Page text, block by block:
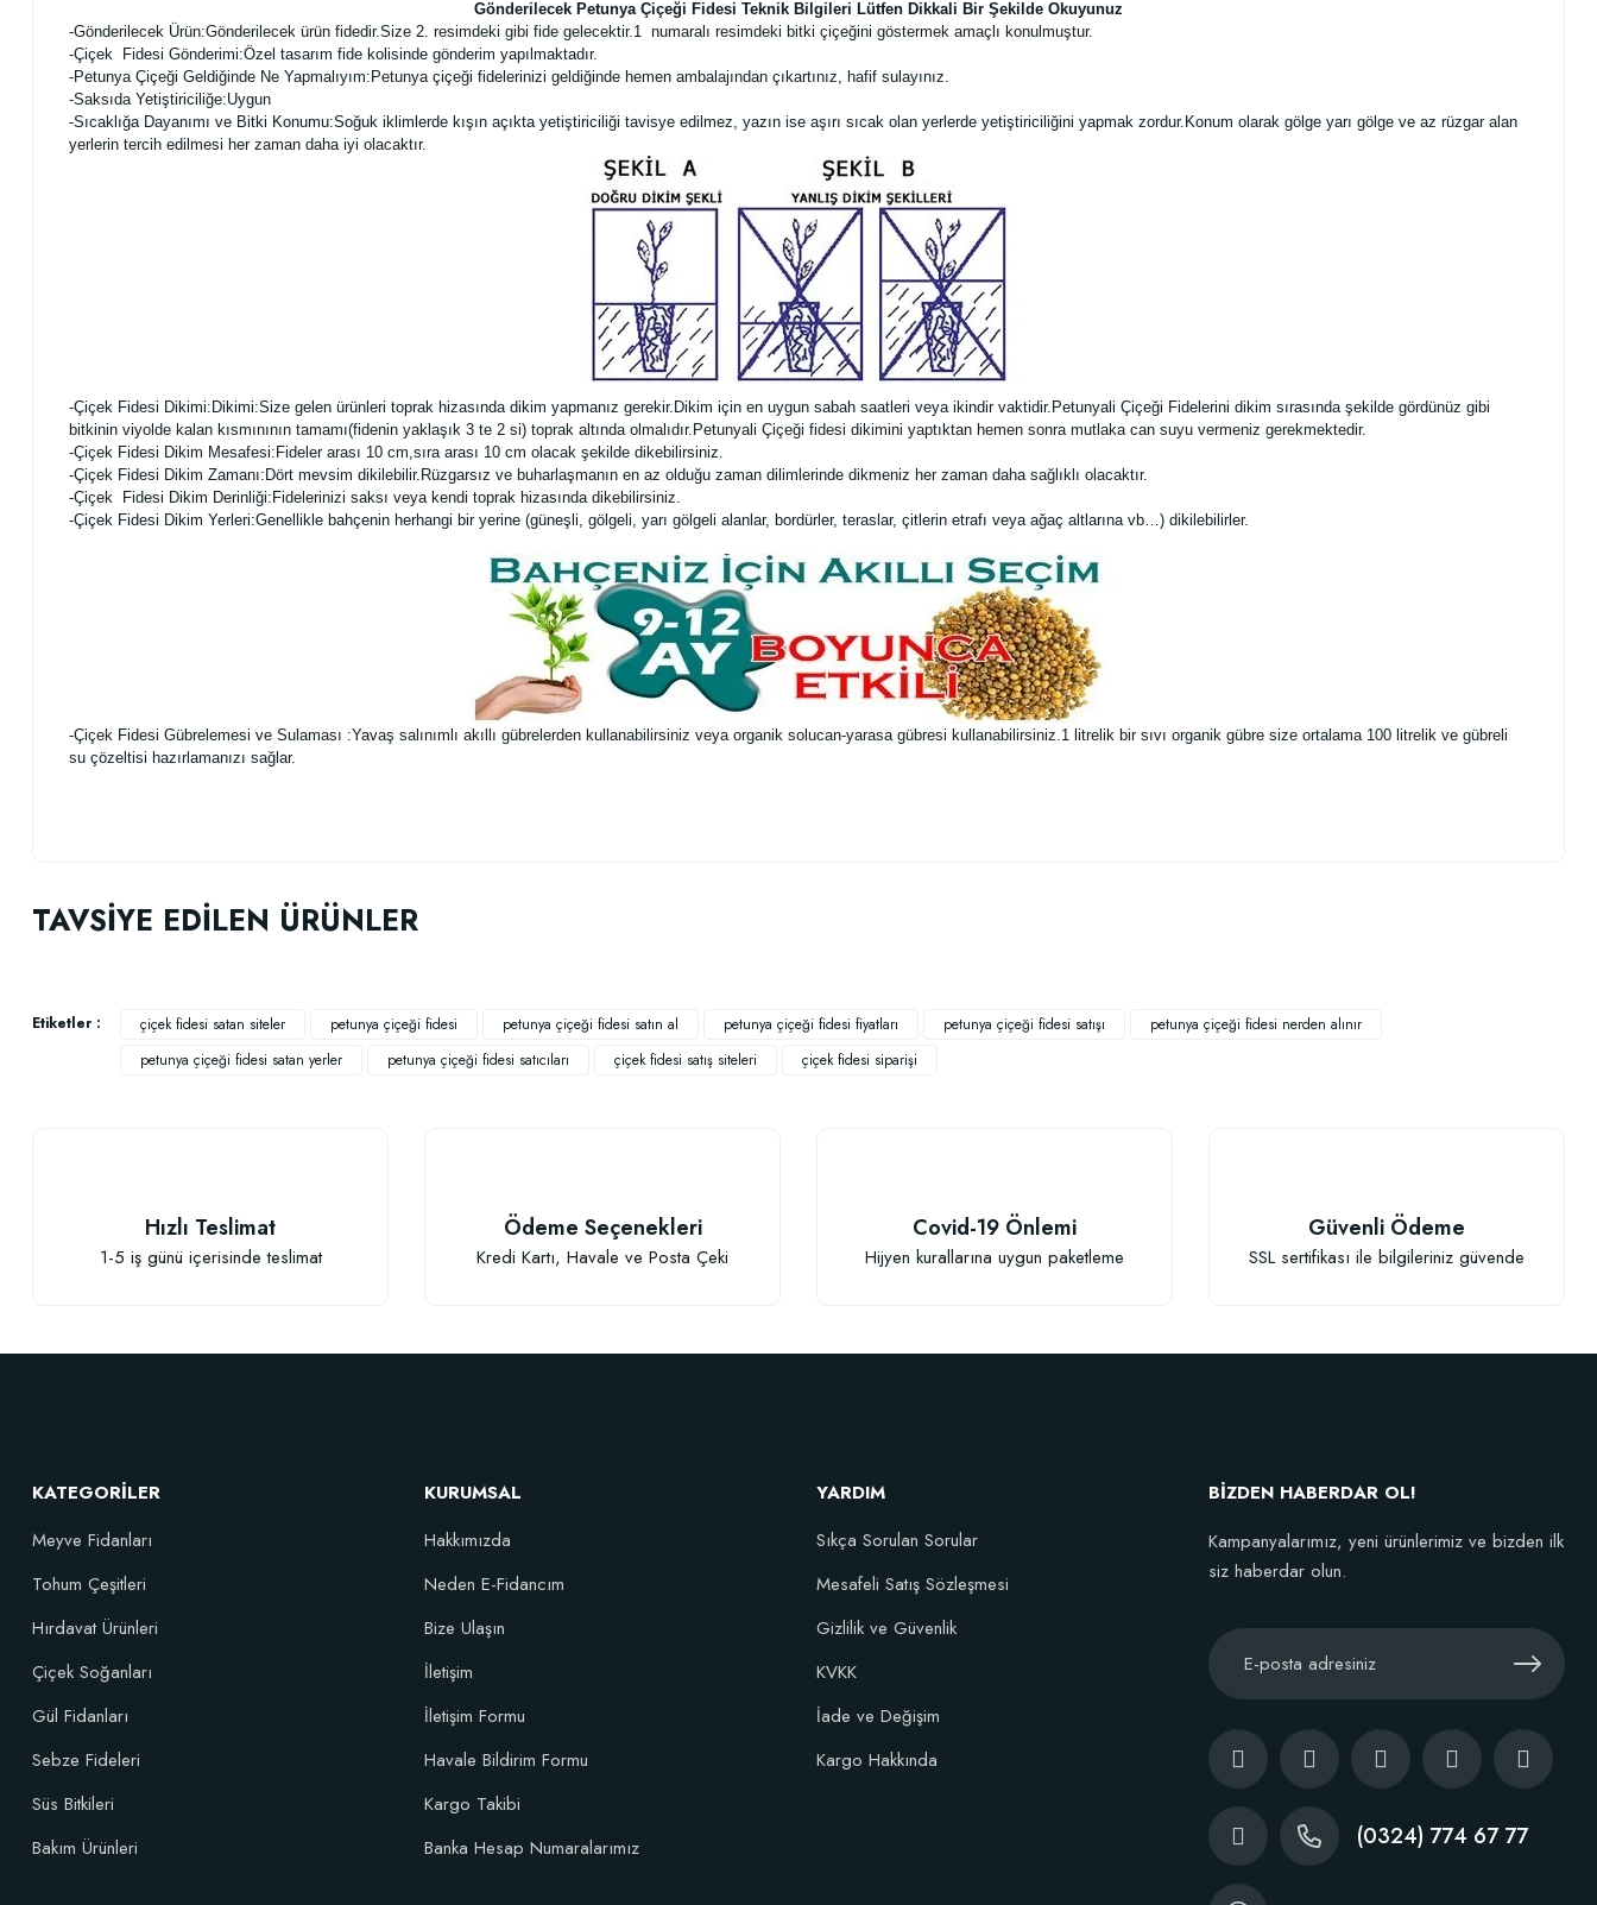
Gönderilecek Petunya Çiçeği Fidesi Teknik Bilgileri Lütfen Dikkali Bir Şekilde Okuyunuz
-Gönderilecek Ürün:Gönderilecek ürün fidedir.Size 2. resimdeki gibi fide gelecektir.1 numaralı resimdeki bitki çiçeğini göstermek amaçlı konulmuştur.
-Çiçek Fidesi Gönderimi:Özel tasarım fide kolisinde gönderim yapılmaktadır.
-Petunya Çiçeği Geldiğinde Ne Yapmalıyım:Petunya çiçeği fidelerinizi geldiğinde hemen ambalajından çıkartınız, hafif sulayınız.
-Saksıda Yetiştiriciliğe:Uygun
-Sıcaklığa Dayanımı ve Bitki Konumu:Soğuk iklimlerde kışın açıkta yetiştiriciliği tavisye edilmez, yazın ise aşırı sıcak olan yerlerde yetiştiriciliğini yapmak zordur.Konum olarak gölge yarı gölge ve az rüzgar alan
yerlerin tercih edilmesi her zaman daha iyi olacaktır.
-Çiçek Fidesi Dikimi: Dikimi:Size gelen ürünleri toprak hizasında dikim yapmanız gerekir.Dikim için en uygun sabah saatleri veya ikindir vaktidir.Petunyali Çiçeği Fidelerini dikim sırasında şekilde gördünüz gibi
bitkinin viyolde kalan kısmınının tamamı(fidenin yaklaşık 3 te 2 si) toprak altında olmalıdır.Petunyali Çiçeği fidesi dikimini yaptıktan hemen sonra mutlaka can suyu vermeniz gerekmektedir.
-Çiçek Fidesi Dikim Mesafesi:Fideler arası 10 cm,sıra arası 10 cm olacak şekilde dikebilirsiniz.
-Çiçek Fidesi Dikim Zamanı:Dört mevsim dikilebilir.Rüzgarsız ve buharlaşmanın en az olduğu zaman dilimlerinde dikmeniz her zaman daha sağlıklı olacaktır.
-Çiçek Fidesi Dikim Derinliği:Fidelerinizi saksı veya kendi toprak hizasında dikebilirsiniz.
-Çiçek Fidesi Dikim Yerleri:Genellikle bahçenin herhangi bir yerine (güneşli, gölgeli, yarı gölgeli alanlar, bordürler, teraslar, çitlerin etrafı veya ağaç altlarına vb…) dikilebilirler.
-Çiçek Fidesi Gübrelemesi ve Sulaması :Yavaş salınımlı akıllı gübrelerden kullanabilirsiniz veya organik solucan-yarasa gübresi kullanabilirsiniz.1 litrelik bir sıvı organik gübre size ortalama 100 litrelik ve gübreli
su çözeltisi hazırlamanızı sağlar.
Ürün bilgilerinde hatalar bulunuyor.
Ürün fiyatı diğer sitelerden daha pahalı.
TAVSİYE EDİLEN ÜRÜNLER
Etiketler : çiçek fidesi satan siteler petunya çiçeği fidesi petunya çiçeği fidesi satın al petunya çiçeği fidesi fiyatları petunya çiçeği fidesi satışı
petunya çiçeği fidesi nerden alınır
petunya çiçeği fidesi satan yerler
petunya çiçeği fidesi satıcıları çiçek fidesi satış siteleri çiçek fidesi siparişi
Hızlı Teslimat
1-5 iş günü içerisinde teslimat
Ödeme Seçenekleri
Kredi Kartı, Havale ve Posta Çeki
Covid-19 Önlemi
Hijyen kurallarına uygun paketleme
Güvenli Ödeme
SSL sertifikası ile bilgileriniz güvende
KATEGORİLER
Meyve Fidanları
Tohum Çeşitleri
Hırdavat Ürünleri
Çiçek Soğanları
Gül Fidanları
Sebze Fideleri
Süs Bitkileri
Bakım Ürünleri
KURUMSAL
Hakkımızda
Neden E-Fidancım
Bize Ulaşın
İletişim
İletişim Formu
Havale Bildirim Formu
Kargo Takibi
Banka Hesap Numaralarımız
YARDIM
Sıkça Sorulan Sorular
Mesafeli Satış Sözleşmesi
Gizlilik ve Güvenlik
KVKK
İade ve Değişim
Kargo Hakkında
BİZDEN HABERDAR OL!
Kampanyalarımız, yeni ürünlerimiz ve bizden ilk
siz haberdar olun.
(0324) 774 67 77